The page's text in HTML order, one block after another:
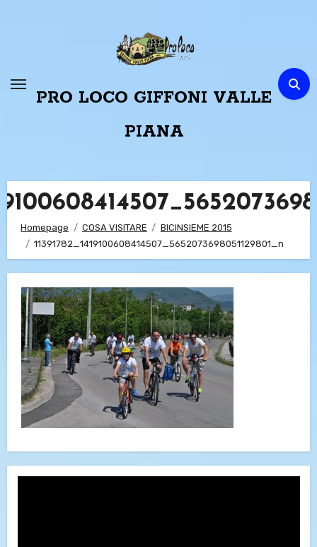
PRO LOCO GIFFONI VALLE
PIANA
Homepage COSA VISITARE
BICINSIEME 2015
11391782_1419100608414507_5652073698051129801_n